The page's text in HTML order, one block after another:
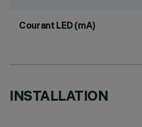
Courant LED (mA)
INSTALLATION